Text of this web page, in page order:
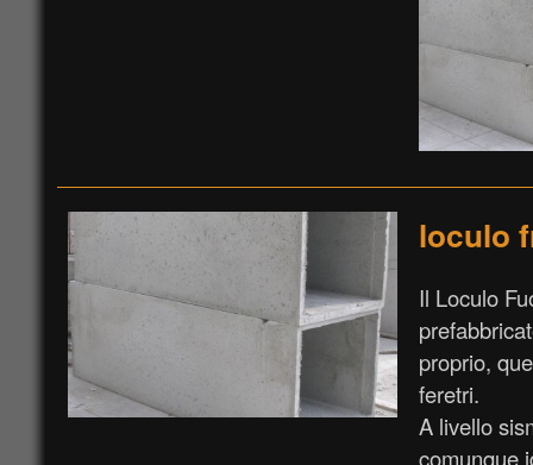
loculo
Il Loculo
proprio,
feretri.
A livello
comunque